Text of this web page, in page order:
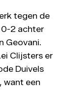
tegen de
0-2 achter
Geovani.
Clijsters er
Duivels
want een